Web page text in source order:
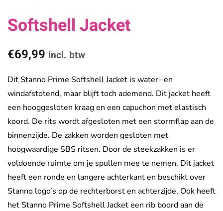
Softshell Jacket
€69,99 incl. btw
Dit Stanno Prime Softshell Jacket is water- en
windafstotend, maar blijft toch ademend. Dit jacket heeft
een hooggesloten kraag en een capuchon met elastisch
koord. De rits wordt afgesloten met een stormflap aan de
binnenzijde. De zakken worden gesloten met
hoogwaardige SBS ritsen. Door de steekzakken is er
voldoende ruimte om je spullen mee te nemen. Dit jacket
heeft een ronde en langere achterkant en beschikt over
Stanno logo’s op de rechterborst en achterzijde. Ook heeft
het Stanno Prime Softshell Jacket een rib boord aan de